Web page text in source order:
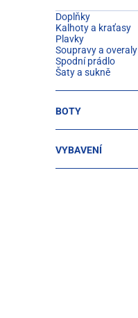
Doplňky
Kalhoty a kraťasy
Plavky
Soupravy a overaly
Spodní prádlo
Šaty a sukně
BOTY
VYBAVENÍ